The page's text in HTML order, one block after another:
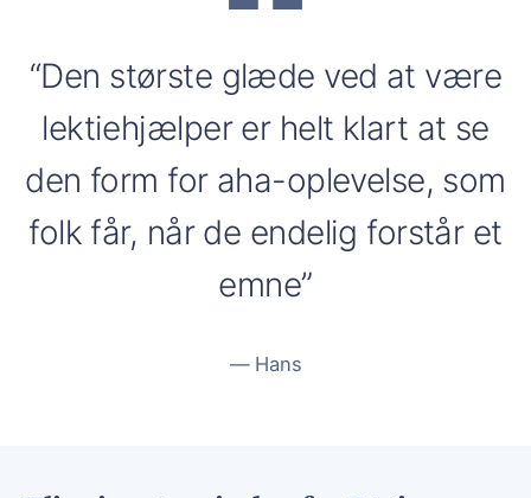
“Den største glæde ved at være
lektiehjælper er helt klart at se
den form for aha-oplevelse, som
folk får, når de endelig forstår et
emne”
Hans